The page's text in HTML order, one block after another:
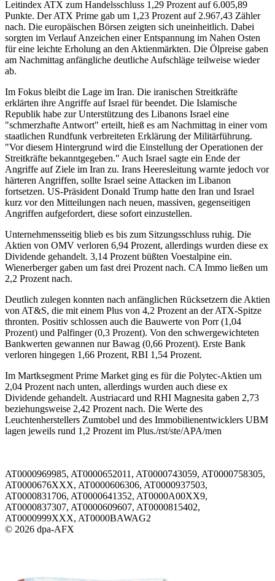
Leitindex ATX zum Handelsschluss 1,29 Prozent auf 6.005,89
Punkte. Der ATX Prime gab um 1,23 Prozent auf 2.967,43 Zähler
nach. Die europäischen Börsen zeigten sich uneinheitlich. Dabei
sorgten im Verlauf Anzeichen einer Entspannung im Nahen Osten
für eine leichte Erholung an den Aktienmärkten. Die Ölpreise gaben
am Nachmittag anfängliche deutliche Aufschläge teilweise wieder
ab.
Im Fokus bleibt die Lage im Iran. Die iranischen Streitkräfte
erklärten ihre Angriffe auf Israel für beendet. Die Islamische
Republik habe zur Unterstützung des Libanons Israel eine
"schmerzhafte Antwort" erteilt, hieß es am Nachmittag in einer vom
staatlichen Rundfunk verbreiteten Erklärung der Militärführung.
"Vor diesem Hintergrund wird die Einstellung der Operationen der
Streitkräfte bekanntgegeben." Auch Israel sagte ein Ende der
Angriffe auf Ziele im Iran zu. Irans Heeresleitung warnte jedoch vor
härteren Angriffen, sollte Israel seine Attacken im Libanon
fortsetzen. US-Präsident Donald Trump hatte den Iran und Israel
kurz vor den Mitteilungen nach neuen, massiven, gegenseitigen
Angriffen aufgefordert, diese sofort einzustellen.
Unternehmensseitig blieb es bis zum Sitzungsschluss ruhig. Die
Aktien von OMV verloren 6,94 Prozent, allerdings wurden diese ex
Dividende gehandelt. 3,14 Prozent büßten Voestalpine ein.
Wienerberger gaben um fast drei Prozent nach. CA Immo ließen um
2,2 Prozent nach.
Deutlich zulegen konnten nach anfänglichen Rücksetzern die Aktien
von AT&S, die mit einem Plus von 4,2 Prozent an der ATX-Spitze
thronten. Positiv schlossen auch die Bauwerte von Porr (1,04
Prozent) und Palfinger (0,3 Prozent). Von den schwergewichteten
Bankwerten gewannen nur Bawag (0,66 Prozent). Erste Bank
verloren hingegen 1,66 Prozent, RBI 1,54 Prozent.
Im Martksegment Prime Market ging es für die Polytec-Aktien um
2,04 Prozent nach unten, allerdings wurden auch diese ex
Dividende gehandelt. Austriacard und RHI Magnesita gaben 2,73
beziehungsweise 2,42 Prozent nach. Die Werte des
Leuchtenherstellers Zumtobel und des Immobilienentwicklers UBM
lagen jeweils rund 1,2 Prozent im Plus./rst/ste/APA/men
AT0000969985, AT0000652011, AT0000743059, AT0000758305,
AT0000676XXX, AT0000606306, AT0000937503,
AT0000831706, AT0000641352, AT0000A00XX9,
AT0000837307, AT0000609607, AT0000815402,
AT0000999XXX, AT0000BAWAG2
© 2026 dpa-AFX